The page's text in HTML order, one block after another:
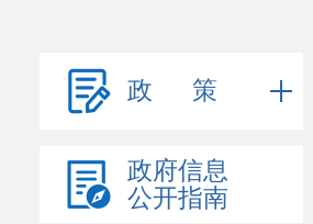
政 策
政府信息
公开指南